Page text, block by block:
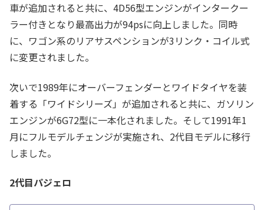
車が追加されると共に、4D56型エンジンがインタークー
ラー付きとなり最高出力が94psに向上しました。同時
に、ワゴン系のリアサスペンションが3リンク・コイル式
に変更されました。
次いで1989年にオーバーフェンダーとワイドタイヤを装
着する「ワイドシリーズ」が追加されると共に、ガソリン
エンジンが6G72型に一本化されました。そして1991年1
月にフルモデルチェンジが実施され、2代目モデルに移行
しました。
2代目パジェロ